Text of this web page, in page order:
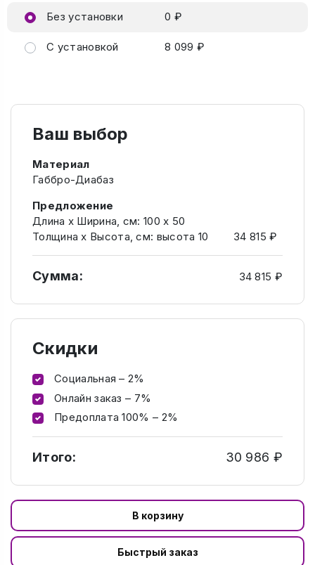
Без установки 0 ₽
С установкой 8 099 ₽
Ваш выбор
Материал
Габбро-Диабаз
Предложение
Длина х Ширина, см: 100 х 50
Толщина х Высота, см: высота 10
34 815 ₽
Сумма: 34 815 ₽
Скидки
Социальная – 2%
Онлайн заказ – 7%
Предоплата 100% – 2%
Итого: 30 986 ₽
В корзину
Быстрый заказ